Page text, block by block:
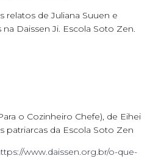
relatos de Juliana Suuen e
na Daissen Ji. Escola Soto Zen.
o Cozinheiro Chefe), de Eihei
patriarcas da Escola Soto Zen
ttps://www.daissen.org.br/o-que-